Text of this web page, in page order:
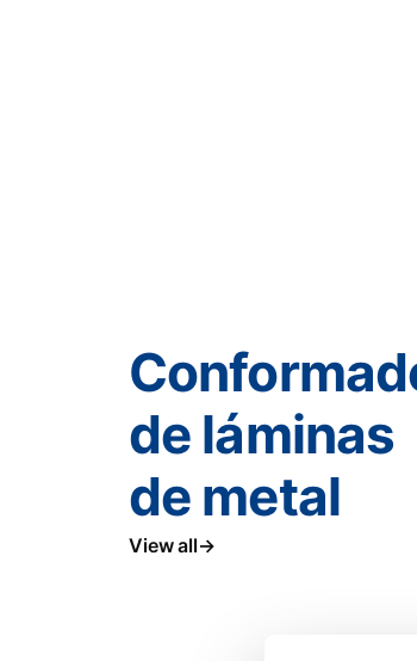
de láminas
de metal
View all